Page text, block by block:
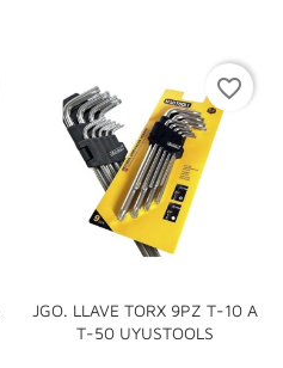
JGO. LLAVE TORX 9PZ T-10 A
T-50 UYUSTOOLS
favorite_border